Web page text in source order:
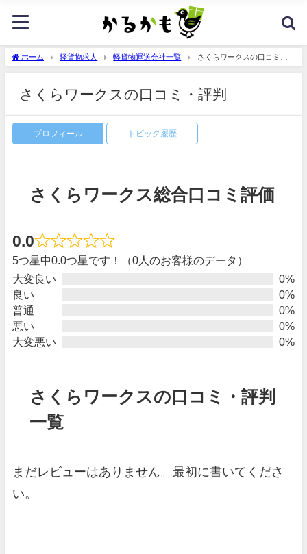
ホーム 軽貨物求人 軽貨物運送会社一覧
さくらワークスの口コミ・
評判
さくらワークスの口コミ・評判
プロフィール トピック履歴
さくらワークス総合口コミ評価
0.0
5つ星中0.0つ星です！（0人のお客様のデータ）
大変良い
0%
良い
0%
普通
0%
悪い
0%
大変悪い
0%
さくらワークスの口コミ・評判
一覧
まだレビューはありません。最初に書いてくださ
い。